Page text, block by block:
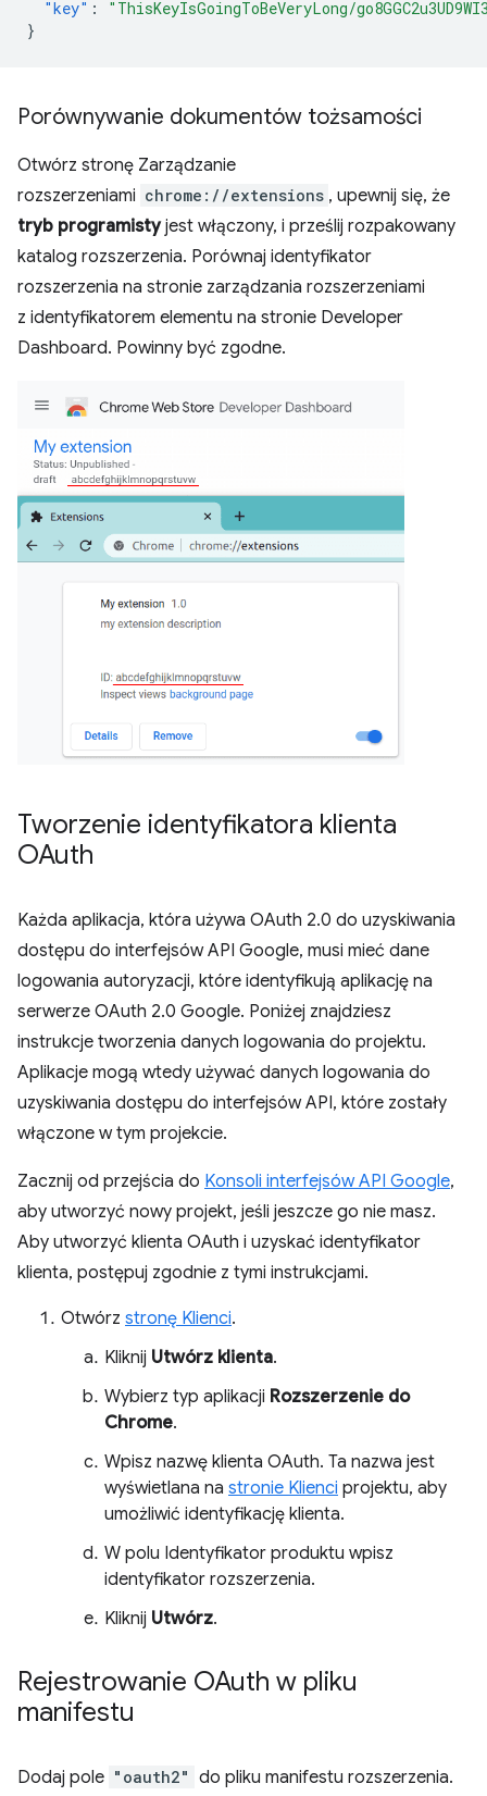
"key" :
"ThisKeyIsGoingToBeVeryLong/
}
Porównywanie dokumentów tożsamości
Otwórz stronę Zarządzanie
rozszerzeniami chrome://extensions , upewnij się, że
tryb programistyjest włączony, i prześlij rozpakowany
katalog rozszerzenia. Porównaj identyfikator
rozszerzenia na stronie zarządzania rozszerzeniami
z identyfikatorem elementu na stronie Developer
Dashboard. Powinny być zgodne.
Tworzenie identyfikatora klienta
OAuth
Każda aplikacja, która używa OAuth 2.0 do uzyskiwania
dostępu do interfejsów API Google, musi mieć dane
logowania autoryzacji, które identyfikują aplikację na
serwerze OAuth 2.0 Google. Poniżej znajdziesz
instrukcje tworzenia danych logowania do projektu.
Aplikacje mogą wtedy używać danych logowania do
uzyskiwania dostępu do interfejsów API, które zostały
włączone w tym projekcie.
Zacznij od przejścia do Konsoli interfejsów API Google,
aby utworzyć nowy projekt, jeśli jeszcze go nie masz.
Aby utworzyć klienta OAuth i uzyskać identyfikator
klienta, postępuj zgodnie z tymi instrukcjami.
Otwórz stronę Klienci.
Kliknij Utwórz klienta.
Wybierz typ aplikacji Rozszerzenie do
Chrome.
Wpisz nazwę klienta OAuth. Ta nazwa jest
wyświetlana na stronie Klienci projektu, aby
umożliwić identyfikację klienta.
W polu Identyfikator produktu wpisz
identyfikator rozszerzenia.
Kliknij Utwórz.
Rejestrowanie OAuth w pliku
manifestu
Dodaj pole "oauth2" do pliku manifestu rozszerzenia.